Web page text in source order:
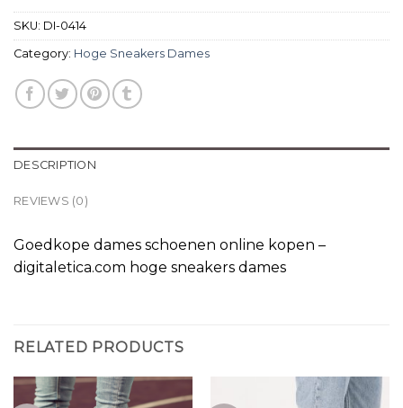
SKU: DI-0414
Category: Hoge Sneakers Dames
DESCRIPTION
REVIEWS (0)
Goedkope dames schoenen online kopen –
digitaletica.com hoge sneakers dames
RELATED PRODUCTS